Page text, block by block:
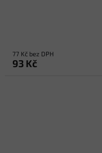
77 Kč bez DPH
93 Kč